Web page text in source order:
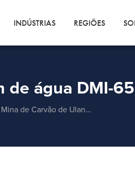
INDÚSTRIAS REGIÕES
água DMI-
Mina de Carvão de Ulan…